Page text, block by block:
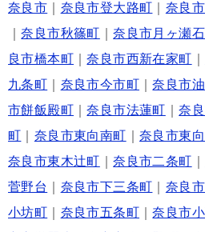
奈良市 奈良市登大路町 奈良
｜奈良市秋篠町 ｜奈良市月ヶ瀬
良市橋本町
｜奈良市西新在家町 ｜
九条町
奈良市今市町 ｜奈良市油
市餅飯殿町
｜奈良市法蓮町 ｜奈
町
奈良市東向南町 ｜奈良市東向
奈良市東木辻町
｜奈良市二条町 ｜
菅野台
奈良市下三条町 奈良
小坊町
奈良市五条町 ｜奈良市小